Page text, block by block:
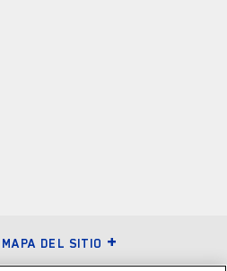
MAPA DEL SITIO